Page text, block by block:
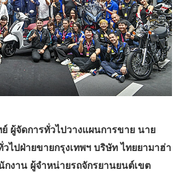
ผู้จัดการทั่วไปวางแผนการขาย นาย
ไปฝ่ายขายกรุงเทพฯ บริษัท ไทยยามาฮ่า
กงาน ผู้จำหน่ายรถจักรยานยนต์เขต